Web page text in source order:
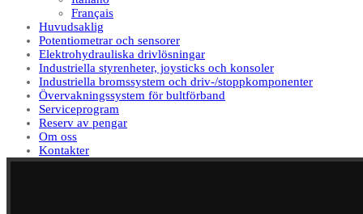
Français
Huvudsaklig
Potentiometrar och sensorer
Elektrohydrauliska drivlösningar
Industriella styrenheter, joysticks och konsoler
Industriella bromssystem och driv-/stoppkomponenter
Övervakningssystem för bultförband
Serviceprogram
Reserv av pengar
Om oss
Kontakter